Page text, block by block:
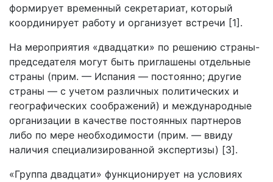
формирует временный секретариат, который
координирует работу и организует встречи [1].
На мероприятия «двадцатки» по решению страны-
председателя могут быть приглашены отдельные
страны (прим. — Испания — постоянно; другие
страны — с учетом различных политических и
географических соображений) и международные
организации в качестве постоянных партнеров
либо по мере необходимости (прим. — ввиду
наличия специализированной экспертизы) [3].
«Группа двадцати» функционирует на условиях